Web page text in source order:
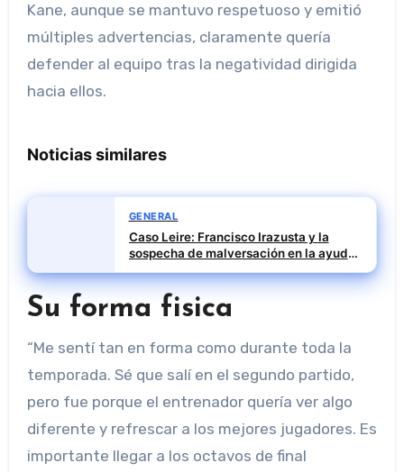
Kane, aunque se mantuvo respetuoso y emitió
múltiples advertencias, claramente quería
defender al equipo tras la negatividad dirigida
hacia ellos.
Noticias similares
GENERAL
Caso Leire: Francisco Irazusta y la
sospecha de malversación en la ayuda
financiera a Tubos Reunidos
Su forma fisica
“Me sentí tan en forma como durante toda la
temporada. Sé que salí en el segundo partido,
pero fue porque el entrenador quería ver algo
diferente y refrescar a los mejores jugadores. Es
importante llegar a los octavos de final